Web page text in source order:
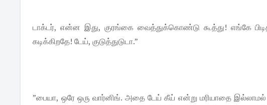
டாக்டர், என்ன இது, குரங்கை வைத்துக்கொண்டு கூத்து! எங்கே
கடிக்கிறதே! டேய், குடுத்துடுடா.”
”பையா, ஒரே ஒரு வார்னிங். அதை டேய் கீய் என்று மரியாதை இல்லாமல்